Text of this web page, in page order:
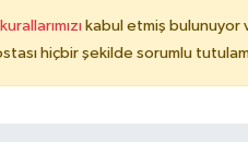
kabul etmiş bulunuyor
hiçbir şekilde sorumlu